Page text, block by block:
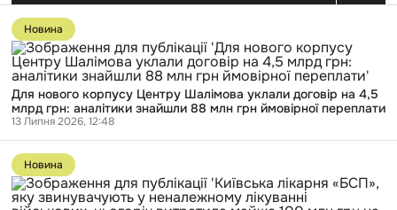
Перейти
до
публікації
Для
нового
корпусу
Центру
Шалімова
уклали
договір
на
4,5
млрд
грн:
Новина
Для нового корпусу Центру Шалімова уклали договір на 4,5
млрд грн: аналітики знайшли 88 млн грн ймовірної переплати
13 Липня 2026, 12:48
Перейти
до
публікації
Київська
лікарня
Новина